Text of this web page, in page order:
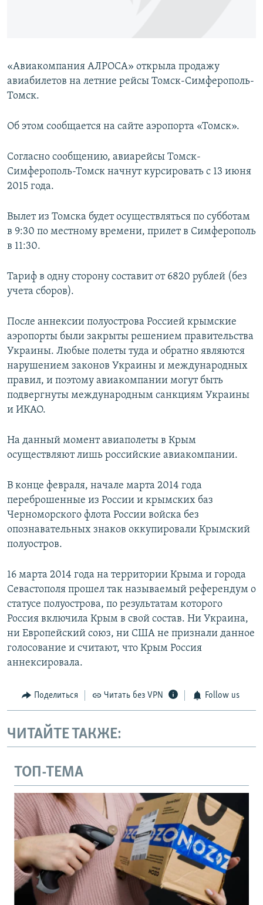
УКРАИНСКАЯ ПРОБЛЕМА КРЫМА
«Авиакомпания АЛРОСА» открыла продажу
авиабилетов на летние рейсы Томск-Симферополь-
Томск.
Об этом сообщается на сайте аэропорта «Томск».
Согласно сообщению, авиарейсы Томск-
Симферополь-Томск начнут курсировать с 13 июня
2015 года.
Вылет из Томска будет осуществляться по субботам
в 9:30 по местному времени, прилет в Симферополь
в 11:30.
Тариф в одну сторону составит от 6820 рублей (без
учета сборов).
После аннексии полуострова Россией крымские
аэропорты были закрыты решением правительства
Украины. Любые полеты туда и обратно являются
нарушением законов Украины и международных
правил, и поэтому авиакомпании могут быть
подвергнуты международным санкциям Украины
и ИКАО.
На данный момент авиаполеты в Крым
осуществляют лишь российские авиакомпании.
В конце февраля, начале марта 2014 года
переброшенные из России и крымских баз
Черноморского флота России войска без
опознавательных знаков оккупировали Крымский
полуостров.
16 марта 2014 года на территории Крыма и города
Севастополя прошел так называемый референдум о
статусе полуострова, по результатам которого
Россия включила Крым в свой состав. Ни Украина,
ни Европейский союз, ни США не признали данное
голосование и считают, что Крым Россия
аннексировала.
Поделиться Читать без VPN Follow us
ЧИТАЙТЕ ТАКЖЕ:
ТОП-ТЕМА